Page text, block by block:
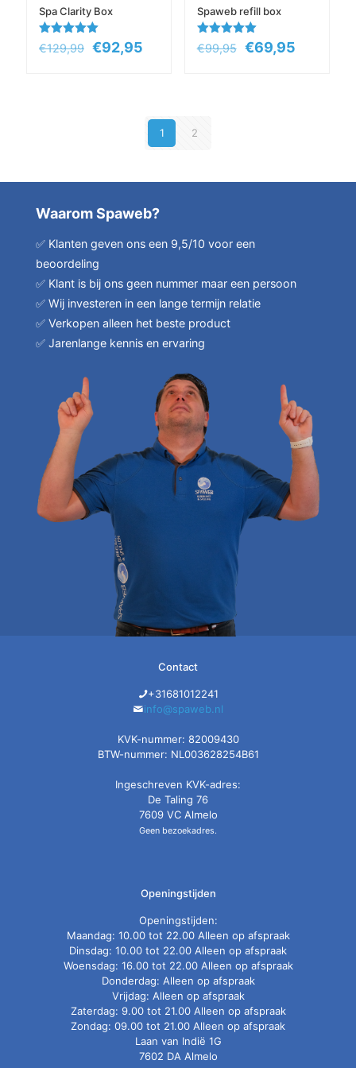
Spa Clarity Box
Gewaardeerd
5.00
€129,99 Oorspronkelijke
€92,95
Spaweb refill box
Gewaardeerd
5.00
€99,95
Oorspronkelijke
€69,95Huidige
1 2
Waarom Spaweb?
✅ Klanten geven ons een 9,5/10 voor een
beoordeling
✅ Klant is bij ons geen nummer maar een persoon
✅ Wij investeren in een lange termijn relatie
✅ Verkopen alleen het beste product
✅ Jarenlange kennis en ervaring
Contact
+31681012241
info@spaweb.nl
KVK-nummer: 82009430
BTW-nummer: NL003628254B61
Ingeschreven KVK-adres:
De Taling 76
7609 VC Almelo
Geen bezoekadres.
Openingstijden
Openingstijden:
Maandag: 10.00 tot 22.00 Alleen op afspraak
Dinsdag: 10.00 tot 22.00 Alleen op afspraak
Woensdag: 16.00 tot 22.00 Alleen op afspraak
Donderdag: Alleen op afspraak
Vrijdag: Alleen op afspraak
Zaterdag: 9.00 tot 21.00 Alleen op afspraak
Zondag: 09.00 tot 21.00 Alleen op afspraak
Laan van Indië 1G
7602 DA Almelo